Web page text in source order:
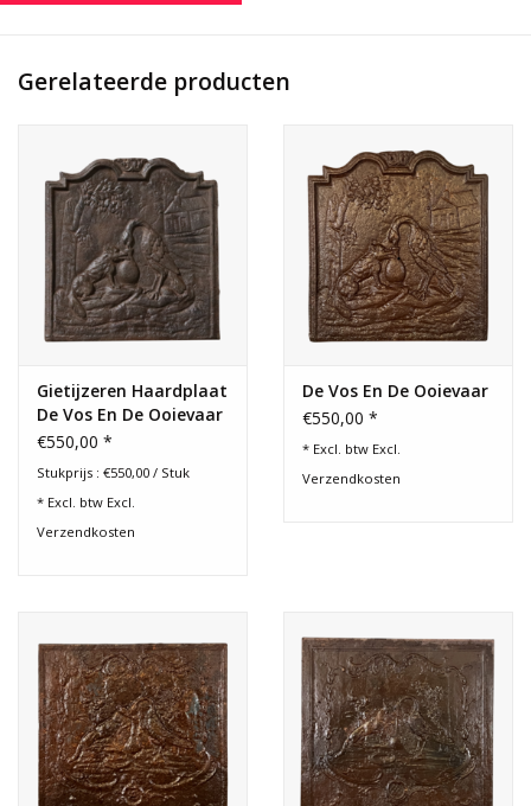
Gerelateerde producten
Gietijzeren Haardplaat
De Vos En De Ooievaar
€550,00 *
Stukprijs : €550,00 / Stuk
* Excl. btw Excl.
Verzendkosten
De Vos En De Ooievaar
€550,00 *
* Excl. btw Excl.
Verzendkosten